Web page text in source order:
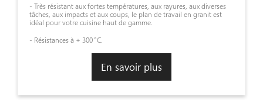
- Très résistant aux fortes températures, aux rayures, aux diverses
tâches, aux impacts et aux coups, le plan de travail en granit est
idéal pour votre cuisine haut de gamme.
- Résistances à + 300 °C.
En savoir plus